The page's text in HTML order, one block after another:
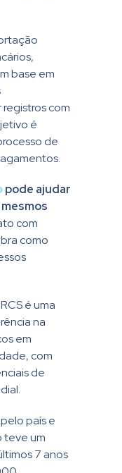
base em
com
é
de
pode ajudar
com
como
é uma
na
em
com
de
país e
teve um
7 anos